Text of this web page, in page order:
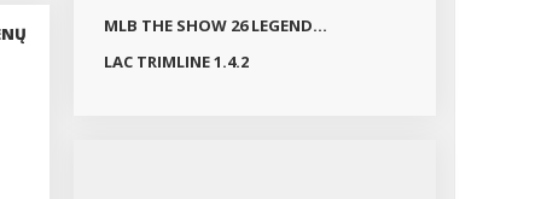
MLB THE SHOW 26 LEGEND...
LAC TRIMLINE 1.4.2